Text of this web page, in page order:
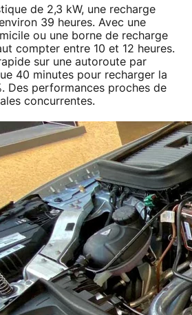
de 2,3 kW, une recharge
39 heures. Avec une
ou une borne de recharge
compter entre 10 et 12 heures.
sur une autoroute par
40 minutes pour recharger la
Des performances proches de
concurrentes.